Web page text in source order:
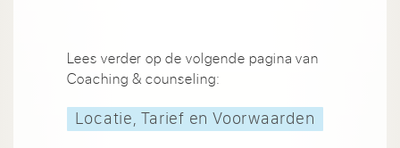
Lees verder op de volgende pagina van
Coaching & counseling:
Locatie, Tarief en Voorwaarden